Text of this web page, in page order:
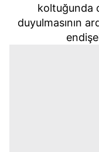
koltuğunda
duyulmasının